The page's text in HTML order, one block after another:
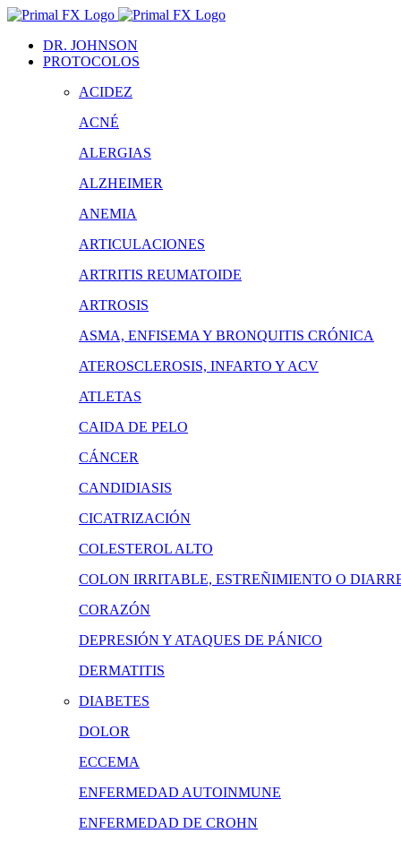
Saltar
contenidoDR. JOHNSON
PROTOCOLOS
ACIDEZ
ACNÉ
ALERGIAS
ALZHEIMER
ANEMIA
ARTICULACIONES
ARTRITIS REUMATOIDE
ARTROSIS
ASMA, ENFISEMA Y BRONQUITIS CRÓNICA
ATEROSCLEROSIS, INFARTO Y ACV
ATLETAS
CAIDA DE PELO
CÁNCER
CANDIDIASIS
CICATRIZACIÓN
COLESTEROL ALTO
COLON IRRITABLE, ESTREÑIMIENTO O
CORAZÓN
DEPRESIÓN Y ATAQUES DE PÁNICO
DERMATITIS
DIABETES
DOLOR
ECCEMA
ENFERMEDAD AUTOINMUNE
ENFERMEDAD DE CROHN